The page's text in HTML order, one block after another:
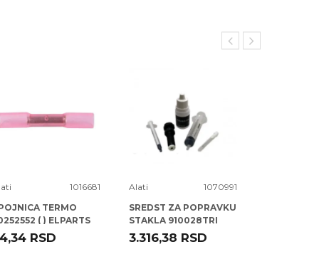
1016681
TERMO
( ) ELPARTS
RSD
Alati
1070991
SREDST ZA POPRAVKU
STAKLA 910028TRI
TRISCAN
3.316,38 RSD